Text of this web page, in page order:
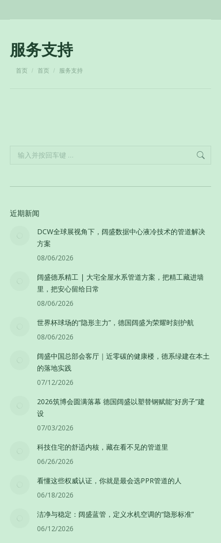
服务支持
您在这里：
首页 首页 服务支持
Search:
近期新闻
DCW全球展视角下，阔盛数据中心液冷技术的管道解决
方案
08/06/2026
阔盛德系精工 | 大宅全屋水系管道方案，把精工藏进墙
里，把安心留给日常
08/06/2026
世界杯球场的“隐形主力”，德国阔盛为荣耀时刻护航
08/06/2026
阔盛中国总部会客厅｜近零碳的健康楼，德系绿建在本土
的落地实践
07/12/2026
2026筑博会圆满落幕 德国阔盛以塑替钢赋能”好房子”建
设
07/03/2026
科技住宅的舒适内核，藏在看不见的管道里
06/26/2026
看懂这些权威认证，你就是最会选PPR管道的人
06/18/2026
洁净与稳定：阔盛蓝管，定义水机空调的“隐形标准”
06/12/2026